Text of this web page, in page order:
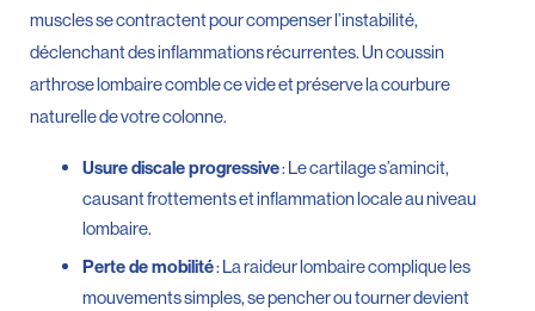
muscles se contractent pour compenser l’instabilité,
déclenchant des inflammations récurrentes. Un coussin
arthrose lombaire comble ce vide et préserve la courbure
naturelle de votre colonne.
Usure discale progressive: Le cartilage s’amincit,
causant frottements et inflammation locale au niveau
lombaire.
Perte de mobilité: La raideur lombaire complique les
mouvements simples, se pencher ou tourner devient